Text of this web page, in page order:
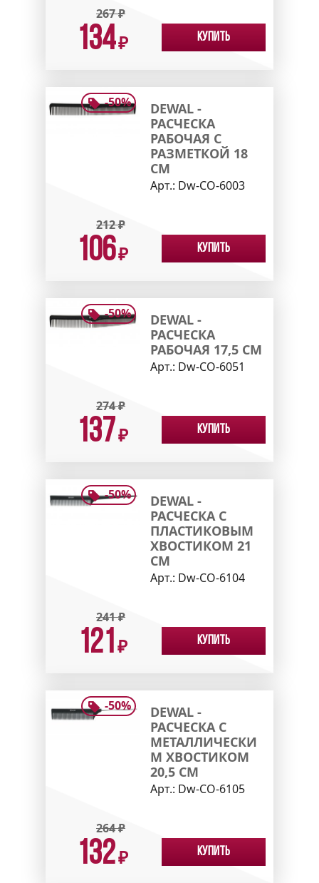
267₽
134₽ Купить
-50%
DEWAL -
РАСЧЕСКА
РАБОЧАЯ С
РАЗМЕТКОЙ 18
СМ
Арт.: Dw-CO-6003
212₽
106₽ Купить
-50%
DEWAL -
РАСЧЕСКА
РАБОЧАЯ 17,5 СМ
Арт.: Dw-CO-6051
274₽
137₽ Купить
-50%
DEWAL -
РАСЧЕСКА С
ПЛАСТИКОВЫМ
ХВОСТИКОМ 21
СМ
Арт.: Dw-CO-6104
241₽
121 ₽ Купить
-50%
DEWAL -
РАСЧЕСКА С
МЕТАЛЛИЧЕСКИ
М ХВОСТИКОМ
20,5 СМ
Арт.: Dw-CO-6105
264₽
132₽ Купить